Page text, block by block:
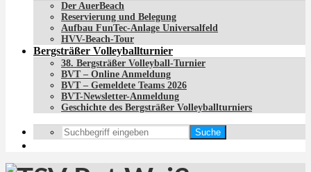
Der AuerBeach
Reservierung und Belegung
Aufbau FunTec-Anlage Universalfeld
HVV-Beach-Tour
Bergsträßer Volleyballturnier
38. Bergsträßer Volleyball-Turnier
BVT – Online Anmeldung
BVT – Gemeldete Teams 2026
BVT-Newsletter-Anmeldung
Geschichte des Bergsträßer Volleyballturniers
Suche